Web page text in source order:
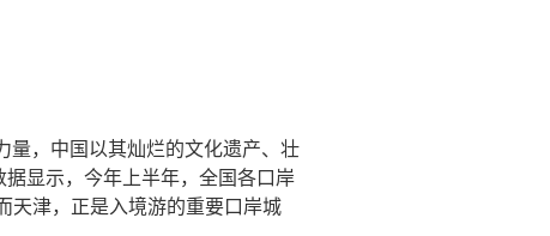
，中国以其灿烂的文化遗产、壮
显示，今年上半年，全国各口岸
天津，正是入境游的重要口岸城